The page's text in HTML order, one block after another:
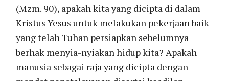
(Mzm. 90), apakah kita yang dicipta di dalam
Kristus Yesus untuk melakukan pekerjaan baik
yang telah Tuhan persiapkan sebelumnya
berhak menyia-nyiakan hidup kita? Apakah
manusia sebagai raja yang dicipta dengan